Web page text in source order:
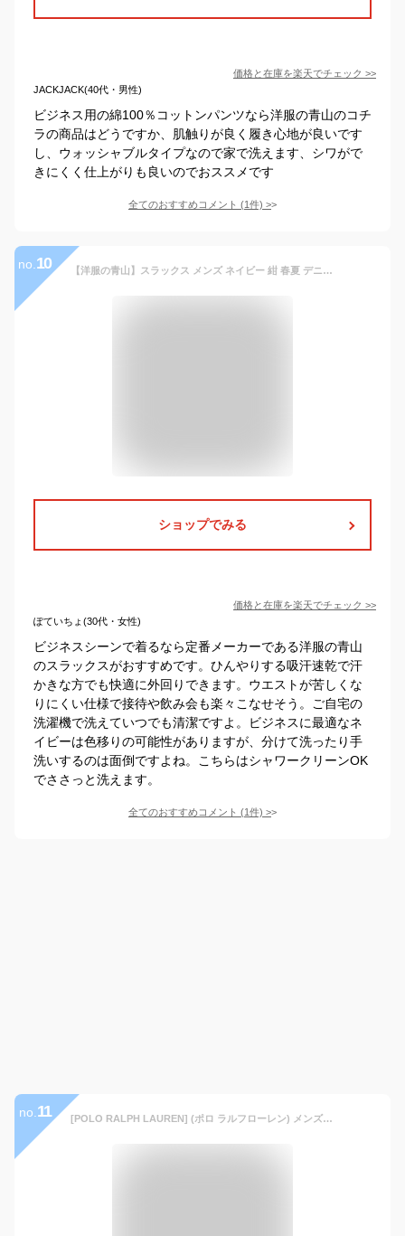
価格と在庫を楽天でチェック >>
JACKJACK(40代・男性)
ビジネス用の綿100％コットンパンツなら洋服の青山のコチ
ラの商品はどうですか、肌触りが良く履き心地が良いです
し、ウォッシャブルタイプなので家で洗えます、シワがで
きにくく仕上がりも良いのでおススメです
全てのおすすめコメント (1件) >
no. 10 【洋服の青山】スラックス メンズ ネイビー 紺 春夏 デニム風 ビジネス ストレッチ 動きやすい 冷感 吸汗 速乾 すぐ乾く 洗える ノータック チノ チノパン ドレスチノ 綿混 オフィス カジュアル ビジカジ ジャケパン 紳士服 パンツ ズボン 男性 大きいサイズ【COOLMOTION】
ショップでみる
価格と在庫を楽天でチェック >>
ぽていちょ(30代・女性)
ビジネスシーンで着るなら定番メーカーである洋服の青山
のスラックスがおすすめです。ひんやりする吸汗速乾で汗
かきな方でも快適に外回りできます。ウエストが苦しくな
りにくい仕様で接待や飲み会も楽々こなせそう。ご自宅の
洗濯機で洗えていつでも清潔ですよ。ビジネスに最適なネ
イビーは色移りの可能性がありますが、分けて洗ったり手
洗いするのは面倒ですよね。こちらはシャワークリーンOK
でささっと洗えます。
全てのおすすめコメント (1件) >
no. 11 [POLO RALPH LAUREN] (ポロ ラルフローレン) メンズ ストレートフィット ノータック チノパンツ ビンテージ 0106575 W33L32 KHAKI [並行輸入品]